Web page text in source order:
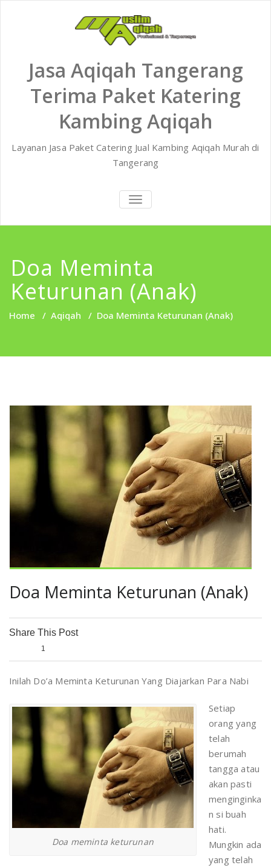
Jasa Aqiqah Tangerang
Terima Paket Katering
Kambing Aqiqah
Layanan Jasa Paket Catering Jual Kambing Aqiqah Murah di
Tangerang
TOGGLE
NAVIGATION
Doa Meminta
Keturunan (Anak)
Home / Aqiqah / Doa Meminta Keturunan (Anak)
Doa Meminta Keturunan (Anak)
Share This Post
1
Inilah Do’a Meminta Keturunan Yang Diajarkan Para Nabi
Doa meminta keturunan
Setiap
orang yang
telah
berumah
tangga atau
akan pasti
menginginka
n si buah
hati.
Mungkin ada
yang telah